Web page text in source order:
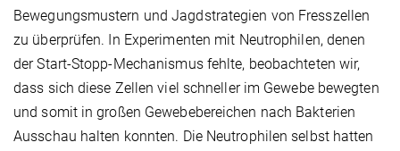
Bewegungsmustern und Jagdstrategien von Fresszellen
zu überprüfen. In Experimenten mit Neutrophilen, denen
der Start-Stopp-Mechanismus fehlte, beobachteten wir,
dass sich diese Zellen viel schneller im Gewebe bewegten
und somit in großen Gewebebereichen nach Bakterien
Ausschau halten konnten. Die Neutrophilen selbst hatten